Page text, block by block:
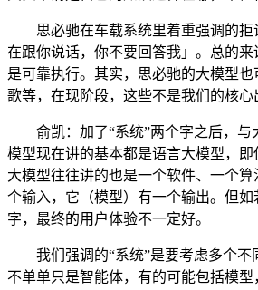
思必驰在车载系统里着重强调的拒
在跟你说话，你不要回答我」。总的
是可靠执行。其实，思必驰的大模型
歌等，在现阶段，这些不是我们的核心
俞凯：加了“系统”两个字之后，与
模型现在讲的基本都是语言大模型，
大模型往往讲的也是一个软件、一个
个输入，它（模型）有一个输出。但
字，最终的用户体验不一定好。
我们强调的“系统”是要考虑多个不
不单单只是智能体，有的可能包括模